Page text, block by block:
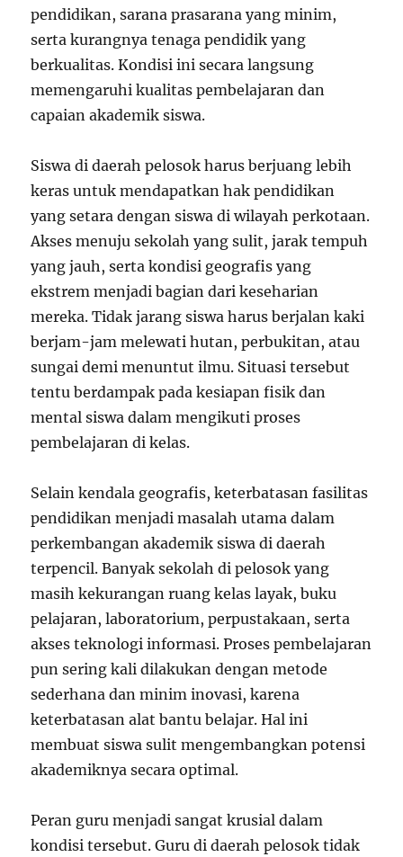
pendidikan, sarana prasarana yang minim,
serta kurangnya tenaga pendidik yang
berkualitas. Kondisi ini secara langsung
memengaruhi kualitas pembelajaran dan
capaian akademik siswa.
Siswa di daerah pelosok harus berjuang lebih
keras untuk mendapatkan hak pendidikan
yang setara dengan siswa di wilayah perkotaan.
Akses menuju sekolah yang sulit, jarak tempuh
yang jauh, serta kondisi geografis yang
ekstrem menjadi bagian dari keseharian
mereka. Tidak jarang siswa harus berjalan kaki
berjam-jam melewati hutan, perbukitan, atau
sungai demi menuntut ilmu. Situasi tersebut
tentu berdampak pada kesiapan fisik dan
mental siswa dalam mengikuti proses
pembelajaran di kelas.
Selain kendala geografis, keterbatasan fasilitas
pendidikan menjadi masalah utama dalam
perkembangan akademik siswa di daerah
terpencil. Banyak sekolah di pelosok yang
masih kekurangan ruang kelas layak, buku
pelajaran, laboratorium, perpustakaan, serta
akses teknologi informasi. Proses pembelajaran
pun sering kali dilakukan dengan metode
sederhana dan minim inovasi, karena
keterbatasan alat bantu belajar. Hal ini
membuat siswa sulit mengembangkan potensi
akademiknya secara optimal.
Peran guru menjadi sangat krusial dalam
kondisi tersebut. Guru di daerah pelosok tidak